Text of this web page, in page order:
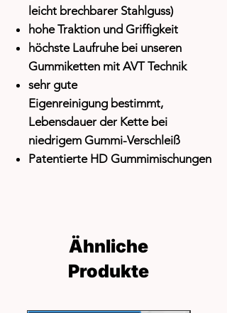
leicht brechbarer Stahlguss)
hohe Traktion und Griffigkeit
höchste Laufruhe bei unseren
Gummiketten mit AVT Technik
sehr gute
Eigenreinigung bestimmt,
Lebensdauer der Kette bei
niedrigem Gummi-Verschleiß
Patentierte HD Gummimischungen
Ähnliche
Produkte